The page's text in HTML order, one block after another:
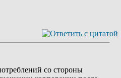
со стороны